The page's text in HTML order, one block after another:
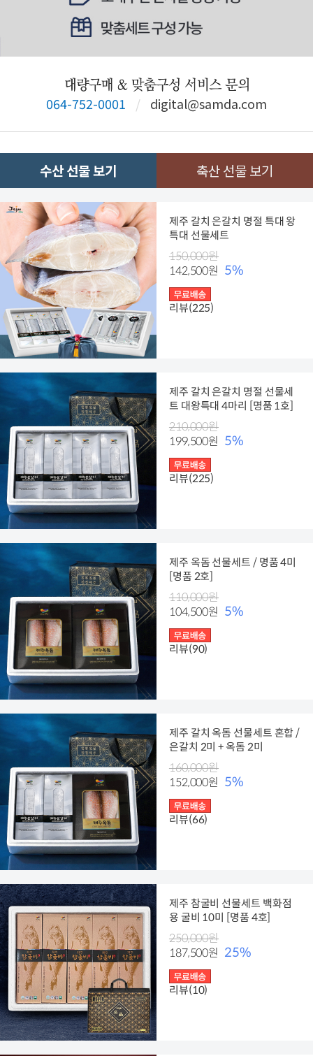
064-752-0001 / digital@samda.com
수산 선물 보기 축산 선물 보기
제주 갈치 은갈치 명절 특대 왕
특대 선물세트
150,000원
142,500원 5%
리뷰(225)
제주 갈치 은갈치 명절 선물세
트 대왕특대 4마리 [명품 1호]
210,000원
199,500원 5%
리뷰(225)
제주 옥돔 선물세트 / 명품 4미
[명품 2호]
110,000원
104,500원 5%
리뷰(90)
제주 갈치 옥돔 선물세트 혼합 /
은갈치 2미 + 옥돔 2미
160,000원
152,000원 5%
리뷰(66)
제주 참굴비 선물세트 백화점
용 굴비 10미 [명품 4호]
250,000원
187,500원 25%
리뷰(10)